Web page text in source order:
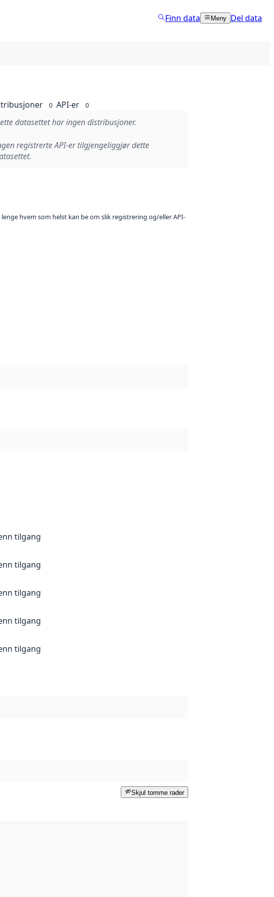
Finn data Meny Del data
0 API-er 0
datasettet har ingen distribusjoner.
registrerte API-er tilgjengeliggjør dette
hvem som helst kan be om slik registrering og/eller API-
tilgang
tilgang
tilgang
tilgang
tilgang
Skjul tomme rader